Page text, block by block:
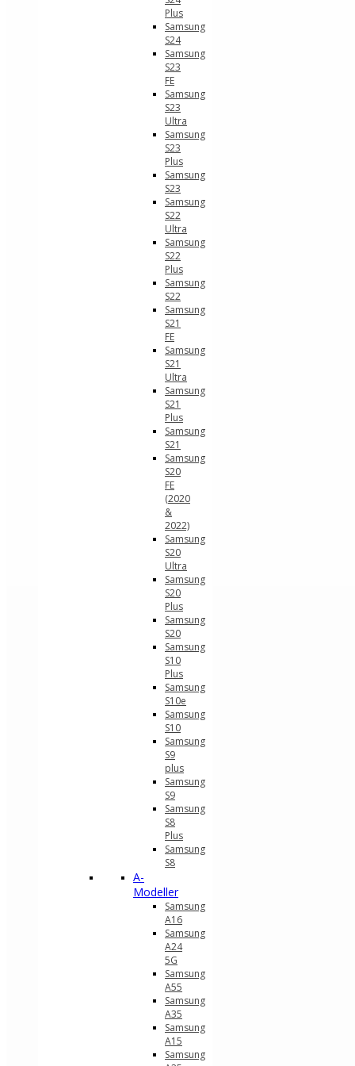
Plus
Samsung
S24
Samsung
S23
FE
Samsung
S23
Ultra
Samsung
S23
Plus
Samsung
S23
Samsung
S22
Ultra
Samsung
S22
Plus
Samsung
S22
Samsung
S21
FE
Samsung
S21
Ultra
Samsung
S21
Plus
Samsung
S21
Samsung
S20
FE
(2020
&
2022)
Samsung
S20
Ultra
Samsung
S20
Plus
Samsung
S20
Samsung
S10
Plus
Samsung
S10e
Samsung
S10
Samsung
S9
plus
Samsung
S9
Samsung
S8
Plus
Samsung
S8
A-
Modeller
Samsung
A16
Samsung
A24
5G
Samsung
A55
Samsung
A35
Samsung
A15
Samsung